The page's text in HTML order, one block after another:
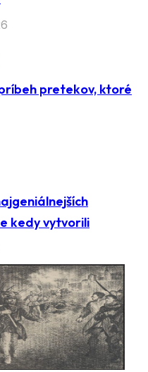
pretekov, ktoré
kedy vytvorili